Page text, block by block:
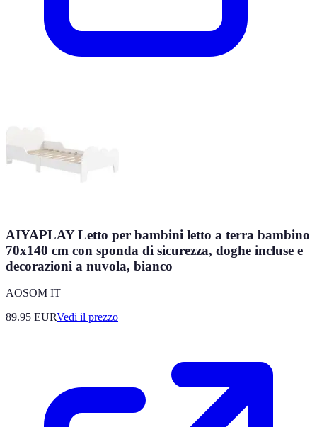
AIYAPLAY Letto per bambini letto a terra bambino
70x140 cm con sponda di sicurezza, doghe incluse e
decorazioni a nuvola, bianco
AOSOM IT
89.95 EURVedi il prezzo